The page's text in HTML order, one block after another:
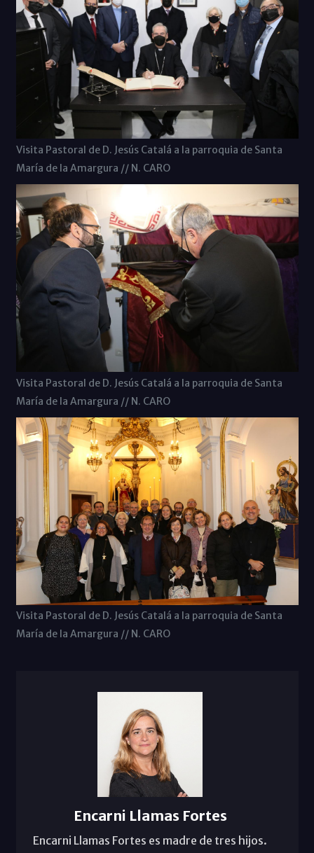
Visita Pastoral de D. Jesús Catalá a la parroquia de Santa
María de la Amargura // N. CARO
Visita Pastoral de D. Jesús Catalá a la parroquia de Santa
María de la Amargura // N. CARO
Visita Pastoral de D. Jesús Catalá a la parroquia de Santa
María de la Amargura // N. CARO
Encarni Llamas Fortes
Encarni Llamas Fortes es madre de tres hijos.